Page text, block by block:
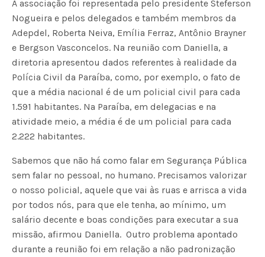
A associação foi representada pelo presidente Steferson
Nogueira e pelos delegados e também membros da
Adepdel, Roberta Neiva, Emília Ferraz, Antônio Brayner
e Bergson Vasconcelos. Na reunião com Daniella, a
diretoria apresentou dados referentes à realidade da
Polícia Civil da Paraíba, como, por exemplo, o fato de
que a média nacional é de um policial civil para cada
1.591 habitantes. Na Paraíba, em delegacias e na
atividade meio, a média é de um policial para cada
2.222 habitantes.
Sabemos que não há como falar em Segurança Pública
sem falar no pessoal, no humano. Precisamos valorizar
o nosso policial, aquele que vai às ruas e arrisca a vida
por todos nós, para que ele tenha, ao mínimo, um
salário decente e boas condições para executar a sua
missão, afirmou Daniella. Outro problema apontado
durante a reunião foi em relação a não padronização